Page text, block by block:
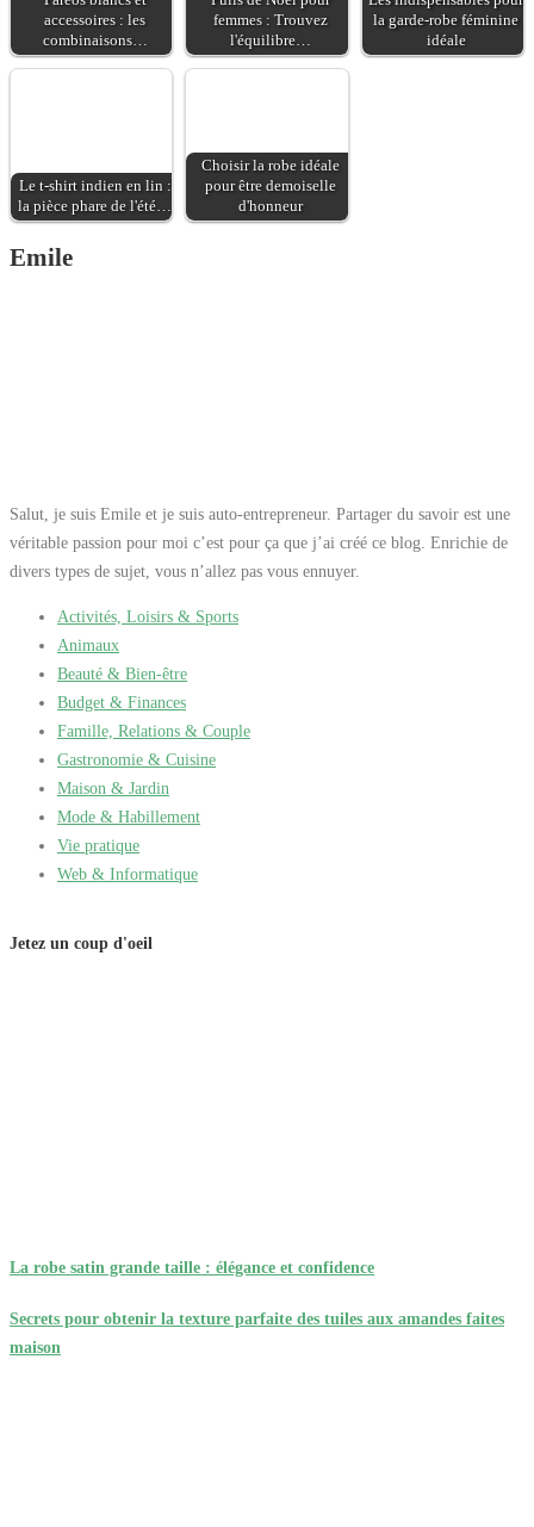
accessoires : les
combinaisons…
femmes : Trouvez
l'équilibre…
la garde-robe féminine
idéale
Le t-shirt indien en lin :
la pièce phare de l'été…
Choisir la robe idéale
pour être demoiselle
d'honneur
Emile
Salut, je suis Emile et je suis auto-entrepreneur. Partager du savoir est une
véritable passion pour moi c’est pour ça que j’ai créé ce blog. Enrichie de
divers types de sujet, vous n’allez pas vous ennuyer.
Activités, Loisirs & Sports
Animaux
Beauté & Bien-être
Budget & Finances
Famille, Relations & Couple
Gastronomie & Cuisine
Maison & Jardin
Mode & Habillement
Vie pratique
Web & Informatique
Jetez un coup d'oeil
La robe satin grande taille : élégance et confidence
Secrets pour obtenir la texture parfaite des tuiles aux amandes faites
maison